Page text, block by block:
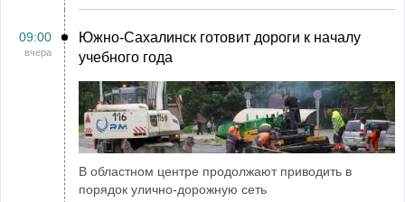
09:00
вчера
Южно-Сахалинск готовит дороги к началу
учебного года
В областном центре продолжают приводить в
порядок улично-дорожную сеть